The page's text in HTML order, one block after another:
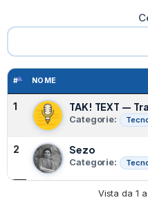
# NOME
1 TAK! TEXT —
Categorie:
2 Sezo
Categorie:
Vista da 1